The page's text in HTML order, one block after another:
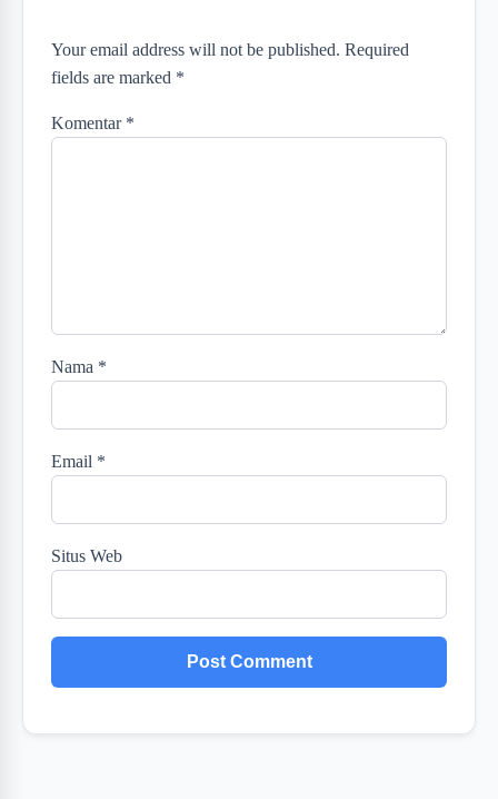
Your email address will not be published. Required
fields are marked *
Komentar *
Nama *
Email *
Situs Web